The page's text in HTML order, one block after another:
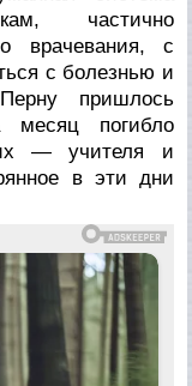
частично
врачевания, с
с болезнью и
пришлось
месяц погибло
— учителя и
в эти дни